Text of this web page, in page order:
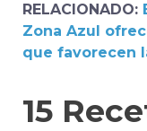
RELACIONADO:
Zona Azul
que favorecen
15